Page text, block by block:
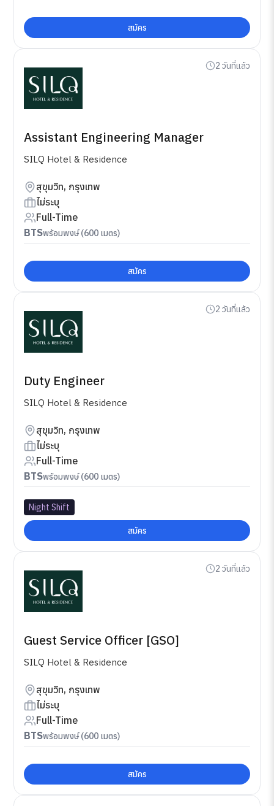
สมัคร
2 วันที่แล้ว
Assistant Engineering Manager
SILQ Hotel & Residence
สุขุมวิท, กรุงเทพ
ไม่ระบุ
Full-Time
BTSพร้อมพงษ์ (600 เมตร)
สมัคร
2 วันที่แล้ว
Duty Engineer
SILQ Hotel & Residence
สุขุมวิท, กรุงเทพ
ไม่ระบุ
Full-Time
BTSพร้อมพงษ์ (600 เมตร)
Night Shift
สมัคร
2 วันที่แล้ว
Guest Service Officer [GSO]
SILQ Hotel & Residence
สุขุมวิท, กรุงเทพ
ไม่ระบุ
Full-Time
BTSพร้อมพงษ์ (600 เมตร)
สมัคร